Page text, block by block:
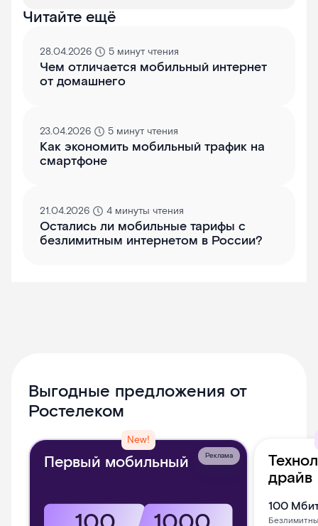
Читайте ещё
28.04.2026 5 минут чтения
Чем отличается мобильный интернет
от домашнего
23.04.2026 5 минут чтения
Как экономить мобильный трафик на
смартфоне
21.04.2026 4 минуты чтения
Остались ли мобильные тарифы с
безлимитным интернетом в России?
Выгодные предложения от
Ростелеком
New!
Первый мобильный Реклама
драйв
100